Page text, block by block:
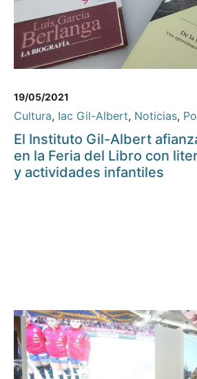
19/05/2021
Cultura, Iac Gil-Albert, Noticias,
El Instituto Gil-Albert
en la Feria del Libro con
y actividades infantiles